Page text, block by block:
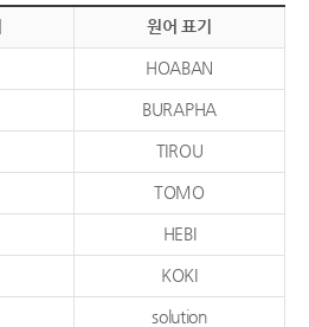
원어 표기
HOABAN
BURAPHA
TIROU
TOMO
HEBI
KOKI
solution